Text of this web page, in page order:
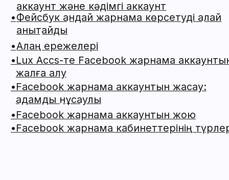
Люкс Аккс компаниясы Facebook
агенттік аккаунтын және 30-дан астам
жарнама көздеріндегі басқа жарнама
аккаунттарын жалға береді. Біз
толтырудан % жүйесі бойынша жұмыс
істейміз, бұл ынтымақтастықты ашық және
ыңғайлы етеді. Facebook агенттік
аккаунттары кеңейтілген лимиттерге,
блоктаудың төмен қаупіне ие және
үлкен бюджеттермен тұрақты жұмысқа
жарайды.